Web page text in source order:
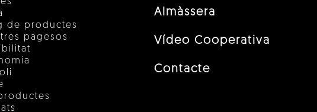
de productes
pagesos
Almàssera
Vídeo Cooperativa
Contacte